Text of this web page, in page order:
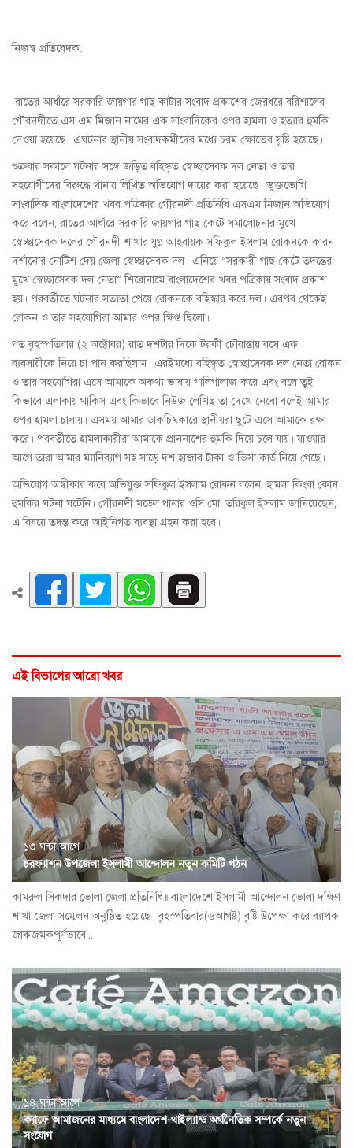
নিজস্ব প্রতিবেদক:
রাতের আধাঁরে সরকারি জায়গার গাছ কাটার সংবাদ প্রকাশের জেরধরে বরিশালের
গৌরনদীতে এস এম মিজান নামের এক সাংবাদিকের ওপর হামলা ও হত্যার হুমকি
দেওয়া হয়েছে। এঘটনার স্থানীয় সংবাদকর্মীদের মধ্যে চরম ক্ষোভের সৃষ্টি হয়েছে।
শুক্রবার সকালে ঘটনার সঙ্গে জড়িত বহিস্কৃত স্বেচ্ছাসেবক দল নেতা ও তার
সহযোগীদের বিরুদ্ধে থানায় লিখিত অভিযোগ দায়ের করা হয়েছে। ভুক্তভোগি
সাংবাদিক বাংলাদেশের খবর পত্রিকার গৌরনদী প্রতিনিধি এসএম মিজান অভিযোগ
করে বলেন, রাতের আধাঁরে সরকারি জায়গার গাছ কেটে সমালোচনার মুখে
স্বেচ্ছাসেবক দলের গৌরনদী শাখার যুগ্ন আহবায়ক সফিকুল ইসলাম রোকনকে কারন
দর্শানোর নোটিশ দেয় জেলা স্বেচ্ছাসেবক দল। এনিয়ে “সরকারী গাছ কেটে তদন্তের
মুখে স্বেচ্ছাসেবক দল নেতা” শিরোনামে বাংলাদেশের খবর পত্রিকায় সংবাদ প্রকাশ
হয়। পরবর্তীতে ঘটনার সত্যতা পেয়ে রোকনকে বহিস্কার করে দল। এরপর থেকেই
রোকন ও তার সহযোগিরা আমার ওপর ক্ষিপ্ত ছিলো।
গত বৃহস্পতিবার (২ অক্টোবর) রাত দশটার দিকে টরকী চৌরাস্তায় বসে এক
ব্যবসায়ীকে নিয়ে চা পান করছিলাম। এরইমধ্যে বহিস্কৃত স্বেচ্ছাসেবক দল নেতা রোকন
ও তার সহযোগিরা এসে আমাকে অকথ্য ভাষায় গালিগালাজ করে এবং বলে তুই
কিভাবে এলাকায় থাকিস এবং কিভাবে নিউজ লেখিছ তা দেখে নেবো বলেই আমার
ওপর হামলা চালায়। এসময় আমার ডাকচিৎকারে স্থানীয়রা ছুটে এসে আমাকে রক্ষা
করে। পরবর্তীতে হামলাকারীরা আমাকে প্রাননাশের হুমকি দিয়ে চলে যায়। যাওয়ার
আগে তারা আমার ম্যানিব্যাগ সহ সাড়ে দশ হাজার টাকা ও ভিসা কার্ড নিয়ে গেছে।
অভিযোগ অস্বীকার করে অভিযুক্ত সফিকুল ইসলাম রোকন বলেন, হামলা কিংবা কোন
হুমকির ঘটনা ঘটেনি। গৌরনদী মডেল থানার ওসি মো. তরিকুল ইসলাম জানিয়েছেন,
এ বিষয়ে তদন্ত করে আইনিগত ব্যবস্থা গ্রহন করা হবে।
এই বিভাগের আরো খবর
১৩ ঘন্টা আগে
চরফ্যাশন উপজেলা ইসলামী আন্দোলন নতুন কমিটি গঠন
কামরুল সিকদার ভোলা জেলা প্রতিনিধি॥ বাংলাদেশে ইসলামী আন্দোলন ভোলা দক্ষিণ
শাখা জেলা সম্মেলন অনুষ্ঠিত হয়েছে। বৃহস্পতিবার(৬আগষ্ট) বৃষ্টি উপেক্ষা করে ব্যাপক
জাকজমকপূর্ণভাবে...
১৪ ঘন্টা আগে
ক্যাফে আমাজনের মাধ্যমে বাংলাদেশ-থাইল্যান্ড অর্থনৈতিক সম্পর্কে নতুন
সংযোগ